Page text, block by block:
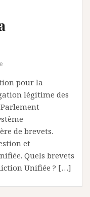
pour la
légitime des
Parlement
de brevets.
et
Quels brevets
Unifiée ? […]